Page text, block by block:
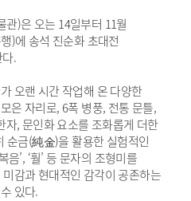
)은 오는 14일부터 11월
)에 송석 진순화 초대전
.
오랜 시간 작업해 온 다양한
은 자리로, 6폭 병풍, 전통 문틀,
, 문인화 요소를 조화롭게 더한
순금(純金)을 활용한 실험적인
음’, ‘훨’ 등 문자의 조형미를
감과 현대적인 감각이 공존하는
있다.